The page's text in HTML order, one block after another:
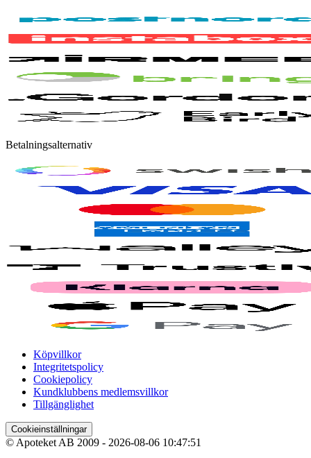
Betalningsalternativ
Köpvillkor
Integritetspolicy
Cookiepolicy
Kundklubbens medlemsvillkor
Tillgänglighet
Cookieinställningar
© Apoteket AB 2009 - 2026-08-06 10:47:51